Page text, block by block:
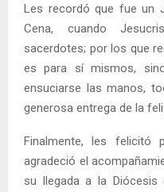
Les recordó que fue un
Cena, cuando
sacerdotes; por los que
es para sí mismos,
ensuciarse las manos,
generosa entrega de la
Finalmente, les
agradeció el
su llegada a la Diócesis